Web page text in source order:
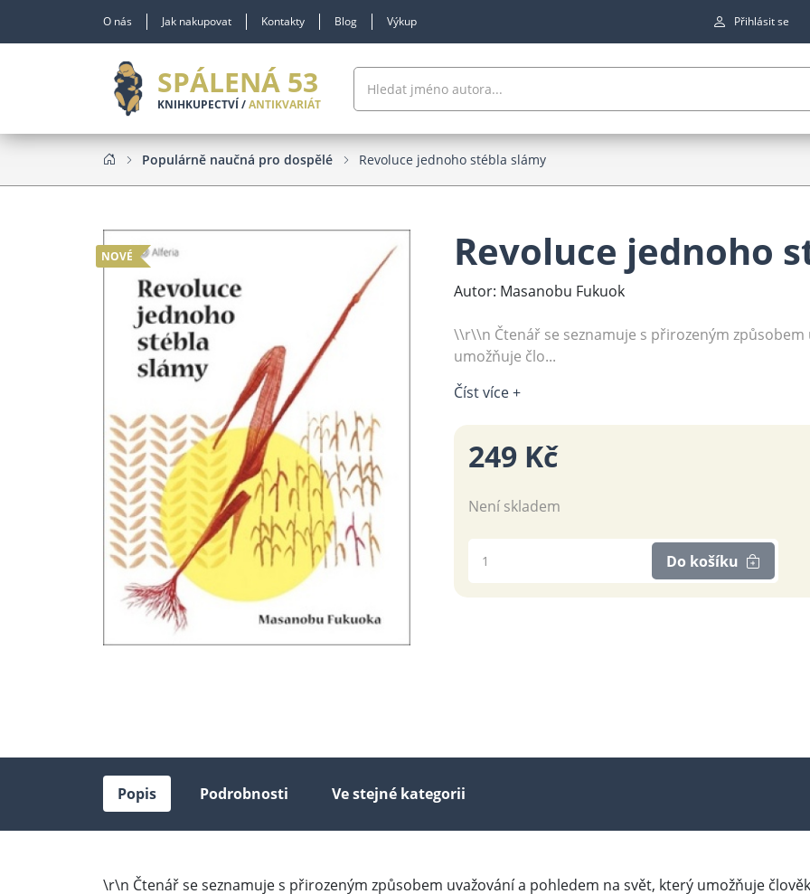
O nás Jak nakupovat Kontakty Blog Výkup Přihlásit se
SPÁLENÁ 53
KNIHKUPECTVÍ /ANTIKVARIÁT
Populárně naučná pro dospělé Revoluce jednoho stébla slámy
NOVÉ Revoluce jednoho
Autor: Masanobu Fukuok
\\r\\n Čtenář se seznamuje s přirozeným
umožňuje člo...
Číst více +
249 Kč
Není skladem
Do košíku
Popis Podrobnosti Ve stejné kategorii
\r\n Čtenář se seznamuje s přirozeným způsobem uvažování a pohledem na svět, který umožňuje